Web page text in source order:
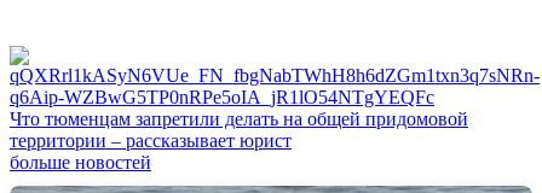
Что тюменцам запретили делать на общей придомовой
территории – рассказывает юрист
больше новостей